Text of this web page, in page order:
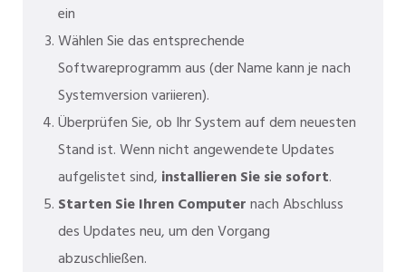
ein
Wählen Sie das entsprechende
Softwareprogramm aus (der Name kann je nach
Systemversion variieren).
Überprüfen Sie, ob Ihr System auf dem neuesten
Stand ist. Wenn nicht angewendete Updates
aufgelistet sind, installieren Sie sie sofort.
Starten Sie Ihren Computernach Abschluss
des Updates neu, um den Vorgang
abzuschließen.